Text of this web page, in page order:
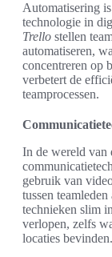
Automatisering
technologie in
Trello stellen
automatiseren,
concentreren op
verbetert de
teamprocessen.
In de wereld van
gebruik van
tussen
technieken slim
verlopen, zelfs
locaties bevinden.